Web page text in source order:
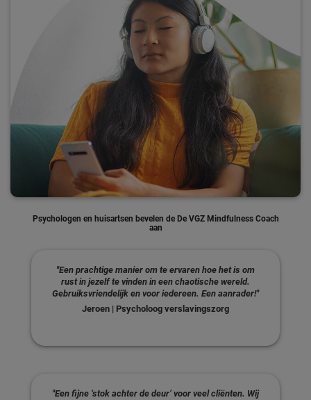
Psychologen en huisartsen bevelen de De VGZ Mindfulness Coach
aan
"Een prachtige manier om te ervaren hoe het is om
rust in jezelf te vinden in een chaotische wereld.
Gebruiksvriendelijk en voor iedereen. Een aanrader!"
Jeroen | Psycholoog verslavingszorg
"Een fijne ‘stok achter de deur’ voor veel cliënten. Wij